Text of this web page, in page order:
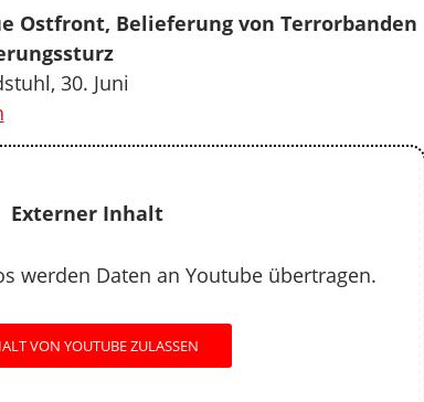
Ostfront, Belieferung von Terrorbanden
30. Juni
Externer Inhalt
werden Daten an Youtube übertragen.
VON YOUTUBE ZULASSEN